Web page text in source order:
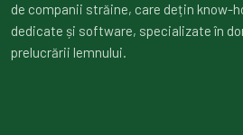
de companii străine, care dețin know-
dedicate și software, specializate în
prelucrării lemnului.